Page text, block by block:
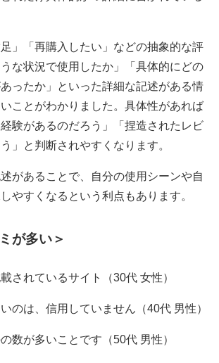
足」「再購入したい」などの抽象的な評
な状況で使用したか」「具体的にどの
ったか」といった詳細な記述がある情
ことがわかりました。具体性があれば
経験があるのだろう」「捏造されたレビ
」と判断されやすくなります。
があることで、自分の使用シーンや自
やすくなるという利点もあります。
が多い＞
されているサイト（30代 女性）
のは、信用していません（40代 男性）
数が多いことです（50代 男性）